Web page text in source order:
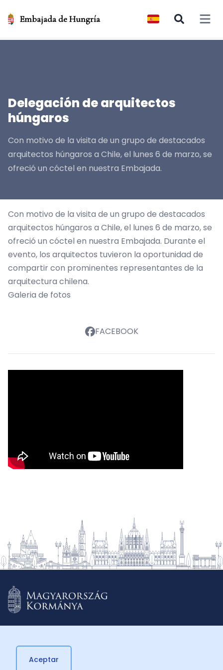
Embajada de Hungría Open
Delegación de arquitectos
húngaros
Con motivo de la visita de un grupo de destacados
arquitectos húngaros a Chile, el lunes 6 de marzo, se
ofreció un cóctel en nuestra Embajada.
Con motivo de la visita de un grupo de destacados
arquitectos húngaros a Chile, el lunes 6 de marzo, se
ofreció un cóctel en nuestra Embajada. Durante el
evento, los arquitectos tuvieron la oportunidad de
compartir con prominentes representantes de la
arquitectura chilena.
Galeria de fotos
FACEBOOK
Aceptar